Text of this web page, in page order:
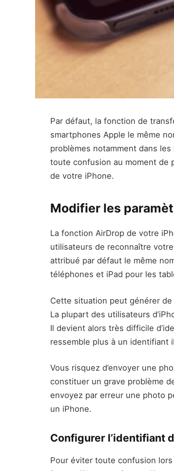
Par défaut, la fonction de
smartphones Apple le même
problèmes notamment dans
toute confusion au moment de
de votre iPhone.
Modifier les
La fonction AirDrop de votre
utilisateurs de reconnaître
attribué par défaut le même
téléphones et iPad pour les
Cette situation peut générer
La plupart des utilisateurs
Il devient alors très difficile
ressemble plus à un identifiant
Vous risquez d’envoyer une
constituer un grave problème
envoyez par erreur une photo
un iPhone.
Configurer l’identifiant
Pour éviter toute confusion